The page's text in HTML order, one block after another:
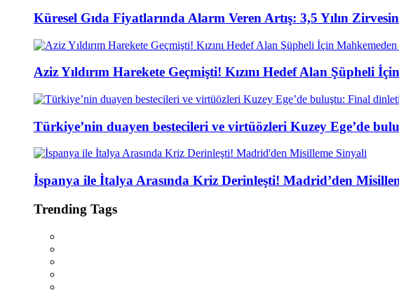
Küresel Gıda Fiyatlarında Alarm Veren Artış: 3,5 Yılın
Aziz Yıldırım Harekete Geçmişti! Kızını Hedef Alan Şüpheli
Türkiye’nin duayen bestecileri ve virtüözleri Kuzey Ege’de
İspanya ile İtalya Arasında Kriz Derinleşti! Madrid’den
Trending Tags